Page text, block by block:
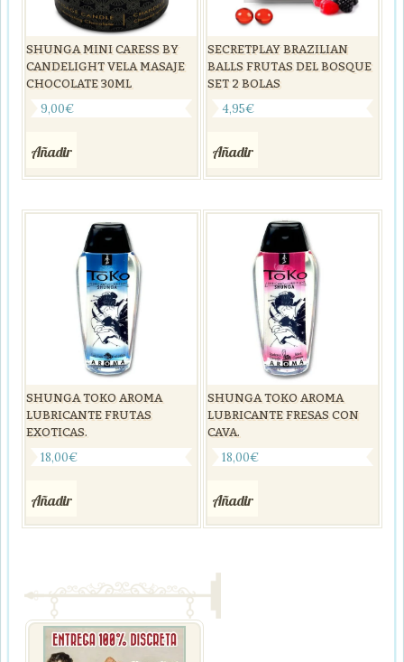
SHUNGA MINI CARESS BY
CANDELIGHT VELA MASAJE
CHOCOLATE 30ML
9,00€
Añadir
SECRETPLAY BRAZILIAN
BALLS FRUTAS DEL BOSQUE
SET 2 BOLAS
4,95€
Añadir
SHUNGA TOKO AROMA
LUBRICANTE FRUTAS
EXOTICAS.
18,00€
Añadir
SHUNGA TOKO AROMA
LUBRICANTE FRESAS CON
CAVA.
18,00€
Añadir